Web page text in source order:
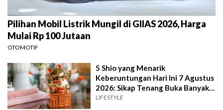
Pilihan Mobil Listrik Mungil di GIIAS 2026, Harga
Mulai Rp 100 Jutaan
OTOMOTIF
5 Shio yang Menarik
Keberuntungan Hari Ini 7 Agustus
2026: Sikap Tenang Buka Banyak
Peluang
LIFESTYLE